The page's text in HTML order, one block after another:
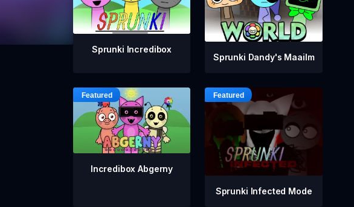
Sprunki Incredibox
Sprunki Dandy's Maailm
Incredibox Abgerny
Sprunki Infected Mode